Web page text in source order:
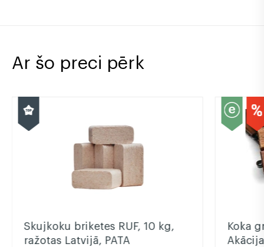
Ar šo preci pērk
Skujkoku briketes RUF, 10 kg,
ražotas Latvijā, PATA
Koka